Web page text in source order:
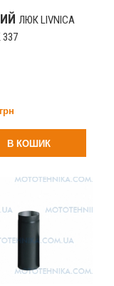
ЛЮК LIVNICA
337
грн
В КОШИК